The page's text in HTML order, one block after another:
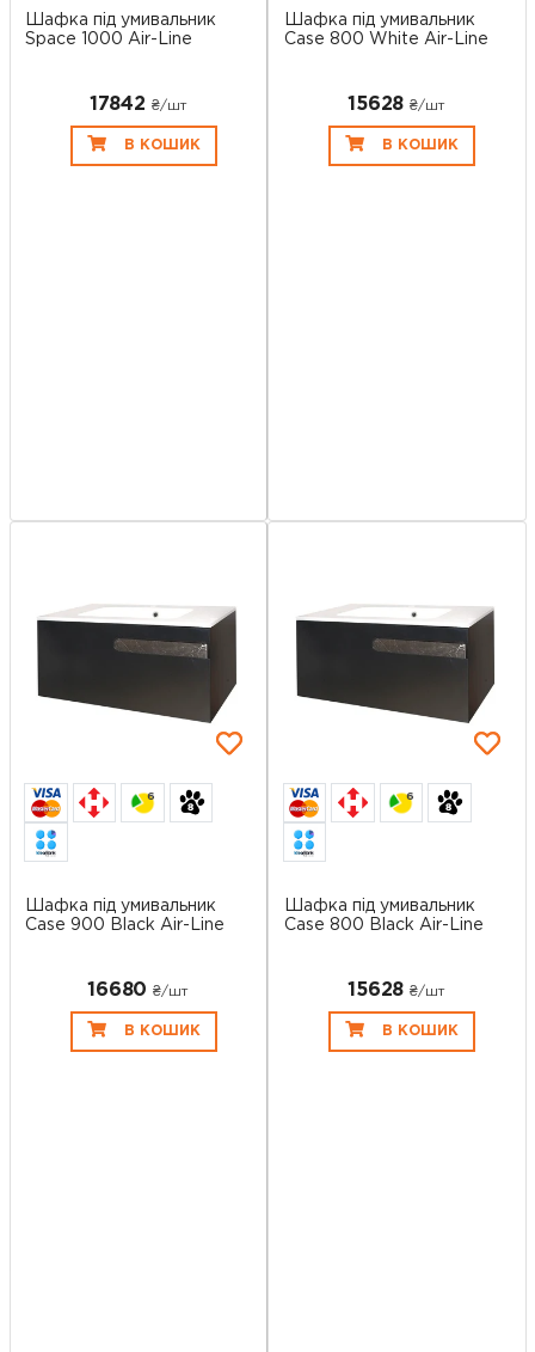
Шафка під умивальник
Space 1000 Air-Line
17842 ₴/шт
В КОШИК
Шафка під умивальник
Case 800 White Air-Line
15628 ₴/шт
В КОШИК
6
Шафка під умивальник
Case 900 Black Air-Line
16680 ₴/шт
В КОШИК
6
Шафка під умивальник
Case 800 Black Air-Line
15628 ₴/шт
В КОШИК